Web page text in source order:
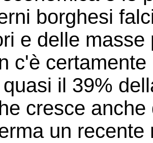
borghesi
e delle
c'è
il 39%
cresce
un